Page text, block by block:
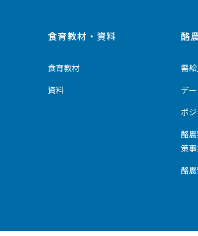
食育教材・資料
食育教材
資料
酪
需
デ
ポ
酪
策
酪